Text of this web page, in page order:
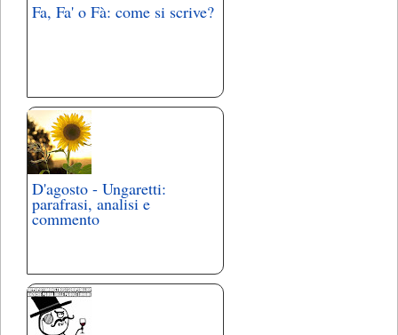
Fa, Fa' o Fà: come si scrive?
D'agosto - Ungaretti:
parafrasi, analisi e
commento